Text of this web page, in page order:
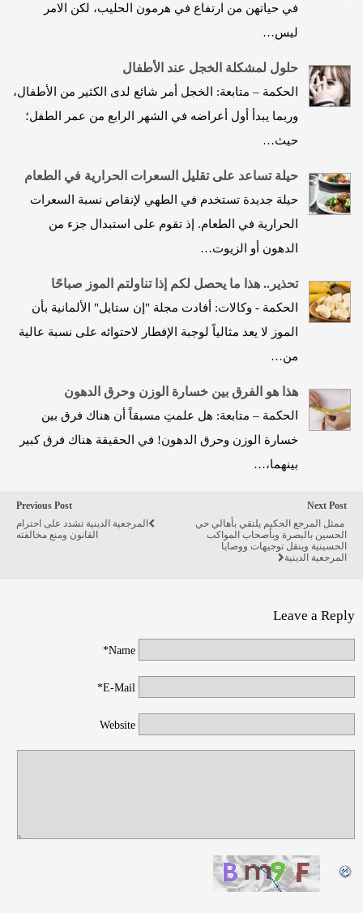
في حياتهن من ارتفاع في هرمون الحليب، لكن الامر
ليس…
حلول لمشكلة الخجل عند الأطفال
الحكمة – متابعة: الخجل أمر شائع لدى الكثير من الأطفال،
وربما يبدأ أول أعراضه في الشهر الرابع من عمر الطفل؛
حيث…
حيلة تساعد على تقليل السعرات الحرارية في الطعام
حيلة جديدة تستخدم في الطهي لإنقاص نسبة السعرات
الحرارية في الطعام. إذ تقوم على استبدال جزء من
الدهون أو الزيوت…
تحذير.. هذا ما يحصل لكم إذا تناولتم الموز صباحًا
الحكمة - وكالات: أفادت مجلة "إن ستايل" الألمانية بأن
الموز لا يعد مثالياً لوجبة الإفطار لاحتوائه على نسبة عالية
من…
هذا هو الفرق بين خسارة الوزن وحرق الدهون
الحكمة – متابعة: هل علمتِ مسبقاً أن هناك فرق بين
خسارة الوزن وحرق الدهون! في الحقيقة هناك فرق كبير
بينهما،…
Previous Post
المرجعية الدينية تشدد على احترام
القانون ومنع مخالفته
Next Post
ممثل المرجع الحكيم يلتقي بأهالي حي
الحسين بالبصرة وبأصحاب المواكب
الحسينية وينقل توجيهات ووصايا
المرجعية الدينية
Leave a Reply
Name*
E-Mail*
Website